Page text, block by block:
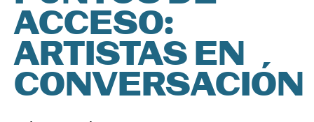
DE CRIANZA
PROGRAMAS
普通话
日本語
ACCESO:
ARTISTAS EN
CONVERSACIÓN